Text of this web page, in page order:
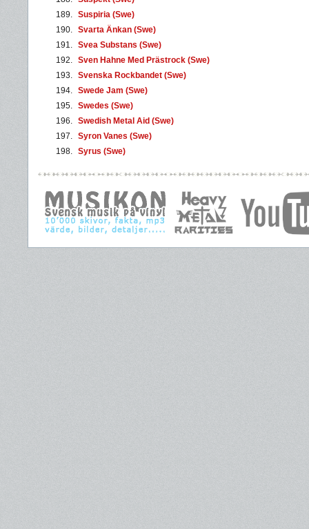
189. Suspiria (Swe)
190. Svarta Änkan (Swe)
191. Svea Substans (Swe)
192. Sven Hahne Med Prästrock (Swe)
193. Svenska Rockbandet (Swe)
194. Swede Jam (Swe)
195. Swedes (Swe)
196. Swedish Metal Aid (Swe)
197. Syron Vanes (Swe)
198. Syrus (Swe)